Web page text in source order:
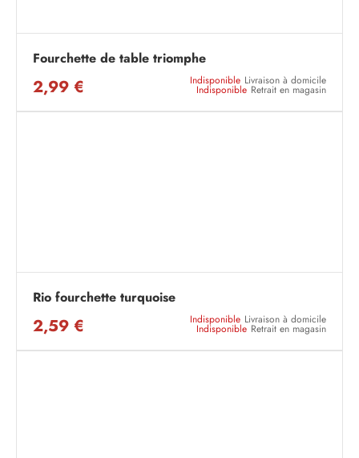
Fourchette de table triomphe
2,99 € Indisponible Livraison à domicile
Indisponible Retrait en magasin
Rio fourchette turquoise
2,59 € Indisponible Livraison à domicile
Indisponible Retrait en magasin